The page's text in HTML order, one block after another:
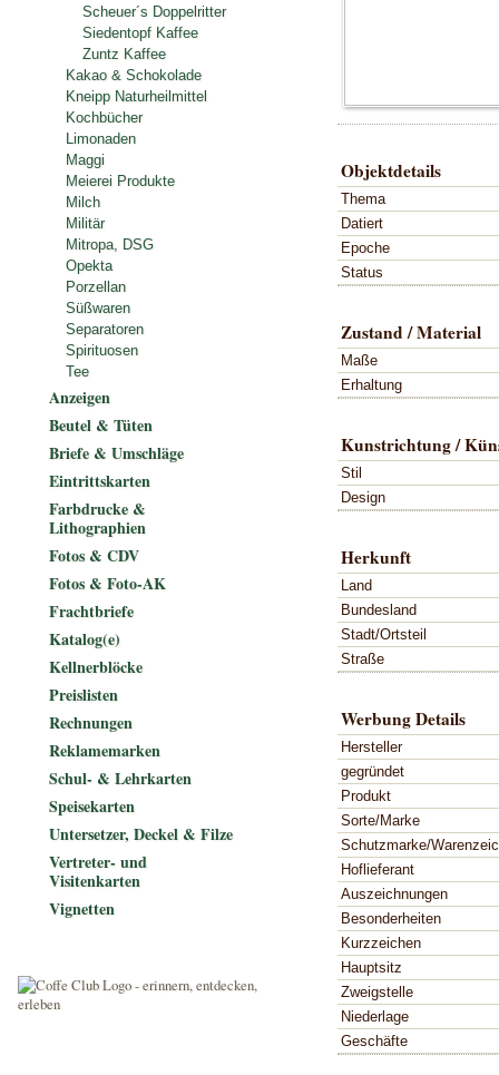
Objektdetails
Thema
Datiert
Epoche
Status
Zustand / Material
Maße
Erhaltung
Kunstrichtung /
Stil
Design
Herkunft
Land
Bundesland
Stadt/Ortsteil
Straße
Werbung Details
Hersteller
gegründet
Produkt
Sorte/Marke
Schutzmarke/
Hoflieferant
Auszeichnungen
Besonderheiten
Kurzzeichen
Hauptsitz
Zweigstelle
Niederlage
Geschäfte
Scheuer´s Doppelritter
Siedentopf Kaffee
Zuntz Kaffee
Kakao & Schokolade
Kneipp Naturheilmittel
Kochbücher
Limonaden
Maggi
Meierei Produkte
Milch
Militär
Mitropa, DSG
Opekta
Porzellan
Süßwaren
Separatoren
Spirituosen
Tee
Anzeigen
Beutel & Tüten
Briefe & Umschläge
Eintrittskarten
Farbdrucke &
Lithographien
Fotos & CDV
Fotos & Foto-AK
Frachtbriefe
Katalog(e)
Kellnerblöcke
Preislisten
Rechnungen
Reklamemarken
Schul- & Lehrkarten
Speisekarten
Untersetzer, Deckel & Filze
Vertreter- und
Visitenkarten
Vignetten